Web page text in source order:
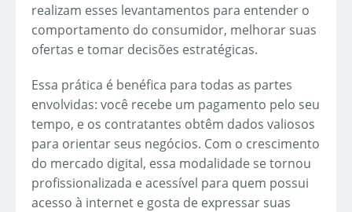
realizam esses levantamentos para entender o
comportamento do consumidor, melhorar suas
ofertas e tomar decisões estratégicas.
Essa prática é benéfica para todas as partes
envolvidas: você recebe um pagamento pelo seu
tempo, e os contratantes obtêm dados valiosos
para orientar seus negócios. Com o crescimento
do mercado digital, essa modalidade se tornou
profissionalizada e acessível para quem possui
acesso à internet e gosta de expressar suas